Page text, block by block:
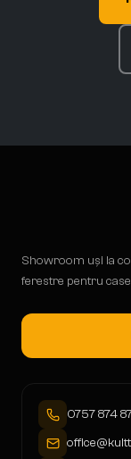
Showroom uși la
ferestre pentru
0757 874